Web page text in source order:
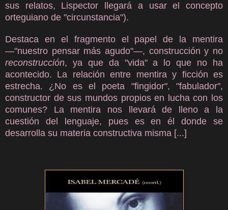
sus relatos, Lispector llegará a usar el concepto
orteguiano de "circunstancia").
Destaca en el fragmento el papel de la mentira
—"nuestro pensar más agudo"—, construcción y no
reconstrucción, ya que da "vida" a lo que no ha
acontecido. La relación entre mentira y ficción es
estrecha. ¿No es el poeta "fingidor", "fabulador",
constructor de sus mundos propios en lucha con los
comunes? La mentira nos llevará de lleno a la
cuestión del lenguaje, pues es en él donde se
desarrolla su materia constructiva misma [...]